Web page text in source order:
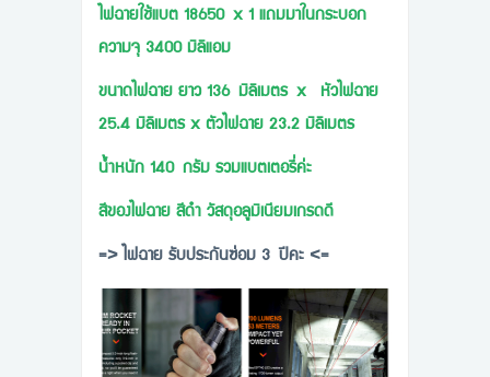
ไฟฉายใช้แบต 18650 x 1 แถมมาในกระบอก
ความจุ 3400 มิลิแอม
ขนาดไฟฉาย ยาว 136 มิลิเมตร x หัวไฟฉาย
25.4 มิลิเมตร x ตัวไฟฉาย 23.2 มิลิเมตร
นำ้หนัก 140 กรัม รวมแบตเตอรี่ค่ะ
สีของไฟฉาย สีดำ วัสดุอลูมิเนียมเกรดดี
=> ไฟฉาย รับประกันซ่อม 3 ปีคะ <=